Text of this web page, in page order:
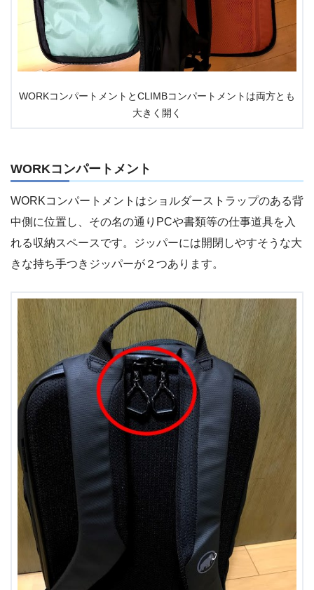
WORKコンパートメントとCLIMBコンパートメントは両方とも
大きく開く
WORKコンパートメント
WORKコンパートメントはショルダーストラップのある背
中側に位置し、その名の通りPCや書類等の仕事道具を入
れる収納スペースです。ジッパーには開閉しやすそうな大
きな持ち手つきジッパーが２つあります。